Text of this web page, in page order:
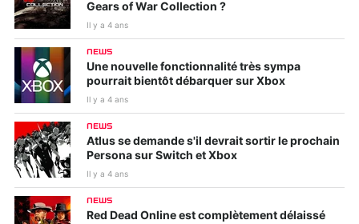
Gears of War Collection ?
Il y a 4 ans
NEWS
Une nouvelle fonctionnalité très sympa
pourrait bientôt débarquer sur Xbox
Il y a 4 ans
NEWS
Atlus se demande s'il devrait sortir le prochain
Persona sur Switch et Xbox
Il y a 4 ans
NEWS
Red Dead Online est complètement délaissé